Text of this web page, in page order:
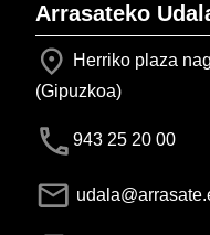
Arrasateko
Herriko plaza
(Gipuzkoa)
943 25 20 00